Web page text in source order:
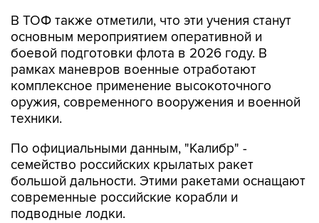
В ТОФ также отметили, что эти учения станут
основным мероприятием оперативной и
боевой подготовки флота в 2026 году. В
рамках маневров военные отработают
комплексное применение высокоточного
оружия, современного вооружения и военной
техники.
По официальными данным, "Калибр" -
семейство российских крылатых ракет
большой дальности. Этими ракетами оснащают
современные российские корабли и
подводные лодки.